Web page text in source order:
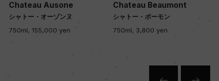
Chateau Ausone
シャトー・オーゾンヌ
750ml, 155,000 yen
Chateau Beaumont
シャトー・ボーモン
750ml, 3,800 yen